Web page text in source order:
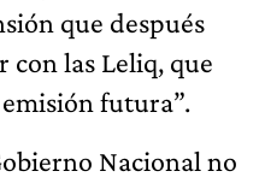
que después
las Leliq, que
futura”.
Nacional no